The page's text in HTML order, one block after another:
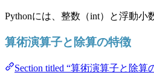
Pythonには、整数（int）と浮動小
算術演算子と除算の特徴
Section titled “算術演算子と除算